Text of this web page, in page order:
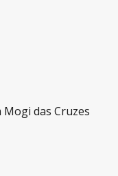
das Cruzes